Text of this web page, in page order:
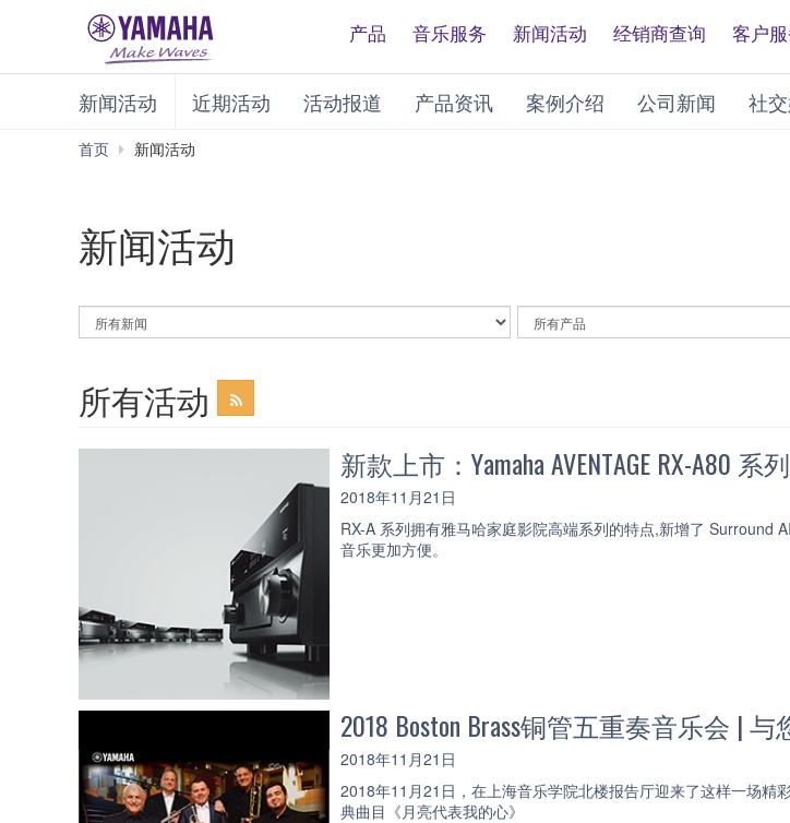
产品 音乐服务 新闻活动 经销商查询 客户
新闻活动 近期活动 活动报道 产品资讯 案例介绍 公司新闻 社
首页 新闻活动
新闻活动
By
News
By
Article
所有活动
新款上市：Yamaha AVENTAGE RX-A80 系
2018年11月21日
RX-A 系列拥有雅马哈家庭影院高端系列的特点,新增了 Surround
音乐更加方便。
2018 Boston Brass铜管五重奏音乐会 |
2018年11月21日
2018年11月21日，在上海音乐学院北楼报告厅迎来了这样一场精
典曲目《月亮代表我的心》